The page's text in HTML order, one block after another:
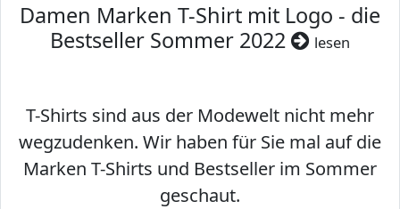
Damen Marken T-Shirt mit Logo - die
Bestseller Sommer 2022
lesen
T-Shirts sind aus der Modewelt nicht mehr
wegzudenken. Wir haben für Sie mal auf die
Marken T-Shirts und Bestseller im Sommer
geschaut.